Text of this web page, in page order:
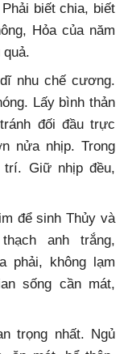
biết chia, biết
Hỏa của năm
nhu chế cương.
Lấy bình thản
đối đầu trực
nửa nhịp. Trong
trí. Giữ nhịp đều,
để sinh Thủy và
anh trắng,
phải, không lạm
sống cần mát,
trọng nhất. Ngủ